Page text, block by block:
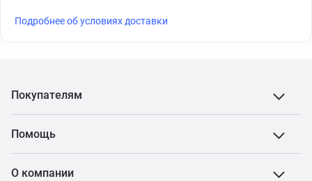
Подробнее об условиях доставки
Покупателям
Помощь
О компании